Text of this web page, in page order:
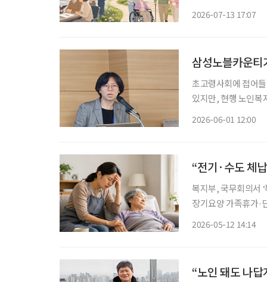
2026-07-13 17:07
삼성노블카운
초고령사회에 접어
있지만, 현행 노인복
2026-06-01 12:00
“전기·수도 체
복지부, 국무회의서
장기요양 가족휴가·단기보호 확대
2026-05-12 14:14
“노인 돼도 나